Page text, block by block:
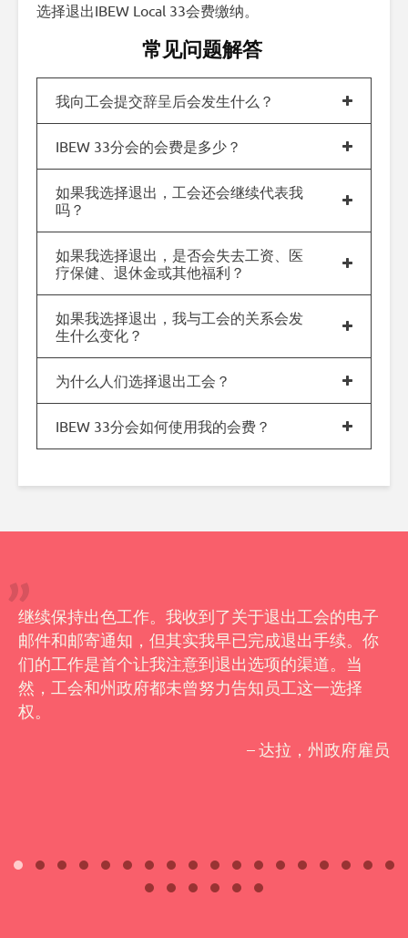
选择退出IBEW Local 33会费缴纳。
常见问题解答
我向工会提交辞呈后会发生什么？
IBEW 33分会的会费是多少？
如果我选择退出，工会还会继续代表我
吗？
如果我选择退出，是否会失去工资、医
疗保健、退休金或其他福利？
如果我选择退出，我与工会的关系会发
生什么变化？
为什么人们选择退出工会？
IBEW 33分会如何使用我的会费？
继续保持出色工作。我收到了关于退出工会的电子
邮件和邮寄通知，但其实我早已完成退出手续。你
们的工作是首个让我注意到退出选项的渠道。当
然，工会和州政府都未曾努力告知员工这一选择
权。
– 达拉，州政府雇员